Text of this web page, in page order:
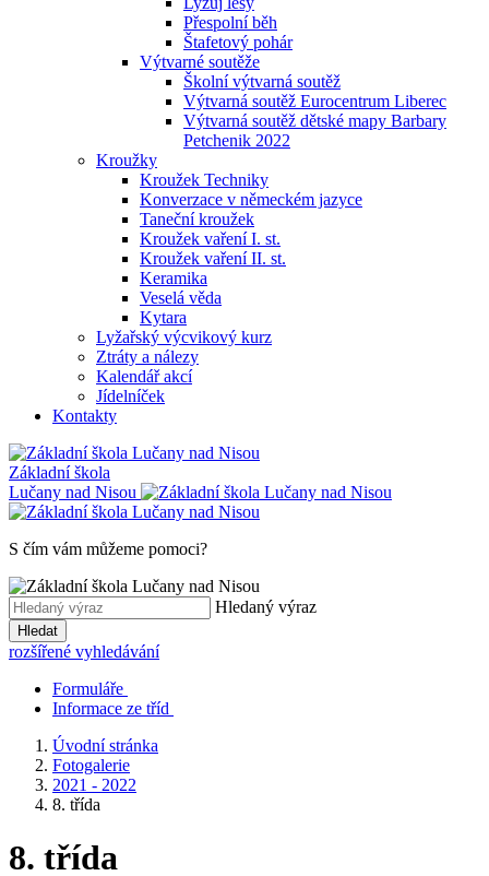
Přespolní běh
Štafetový pohár
Výtvarné soutěže
Školní výtvarná soutěž
Výtvarná soutěž Eurocentrum Liberec
Výtvarná soutěž dětské mapy Barbary
Petchenik 2022
Kroužky
Kroužek Techniky
Konverzace v německém jazyce
Taneční kroužek
Kroužek vaření I. st.
Kroužek vaření II. st.
Keramika
Veselá věda
Kytara
Lyžařský výcvikový kurz
Ztráty a nálezy
Kalendář akcí
Jídelníček
Kontakty
Základní škola
Lučany nad Nisou
S čím vám můžeme pomoci?
Hledaný výraz
Hledat
rozšířené vyhledávání
Formuláře
Informace ze tříd
Úvodní stránka
Fotogalerie
2021 - 2022
8. třída
8. třída